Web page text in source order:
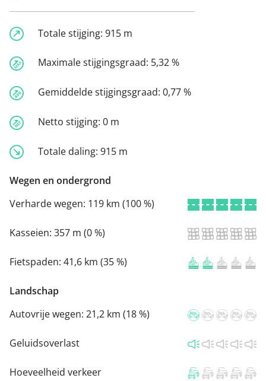
Totale stijging: 915 m
Maximale stijgingsgraad: 5,32 %
Gemiddelde stijgingsgraad: 0,77 %
Netto stijging: 0 m
Totale daling: 915 m
Wegen en ondergrond
Verharde wegen: 119 km (100 %)
Kasseien: 357 m (0 %)
Fietspaden: 41,6 km (35 %)
Landschap
Autovrije wegen: 21,2 km (18 %)
Geluidsoverlast
Hoeveelheid verkeer